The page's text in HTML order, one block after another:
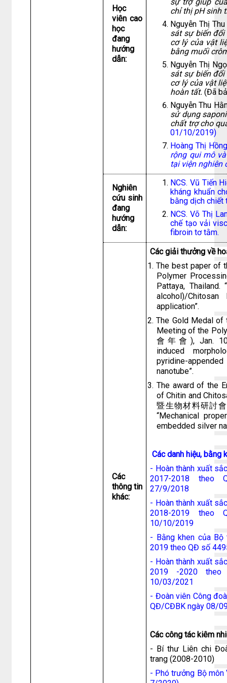
Học
viên cao
học
đang
hướng
dẫn:
chỉ thị pH sinh
Nguyễn Thị
sát sự biến
cơ lý của vật
bằng muối
Nguyễn Thị
sát sự biến
cơ lý của vật
hoàn tất.(Đã
Nguyễn Thu
sử dụng
chất trợ cho
01/10/2019)
Hoàng Thị
rộng qui mô
tại viện nghiên
Nghiên
cứu sinh
đang
hướng
dẫn:
NCS. Vũ Tiến
kháng khuẩn
bằng dịch chiết
NCS. Võ Thị
chế tạo vải
fibroin tơ tằm.
Các
thông tin
khác:
Các giải thưởng về
1. The best paper of
Polymer
Pattaya,
alcohol)/
application”.
2. The Gold Medal of
Meeting of the
會年會 ), Jan.
induced
pyridine-
nanotube”.
3. The award of the
of Chitin and
暨生物材料研討
“Mechanical
embedded silver
Các danh hiệu, bằng
- Hoàn thành xuất
2017-2018 theo
27/9/2018
- Hoàn thành xuất
2018-2019 theo
10/10/2019
- Bằng khen của
2019 theo QĐ số
- Hoàn thành xuất
2019 -2020 theo
10/03/2021
- Đoàn viên Công
QĐ/CĐBK ngày 08/
Các công tác kiêm
- Bí thư Liên chi
trang (2008-2010)
- Phó trưởng Bộ môn